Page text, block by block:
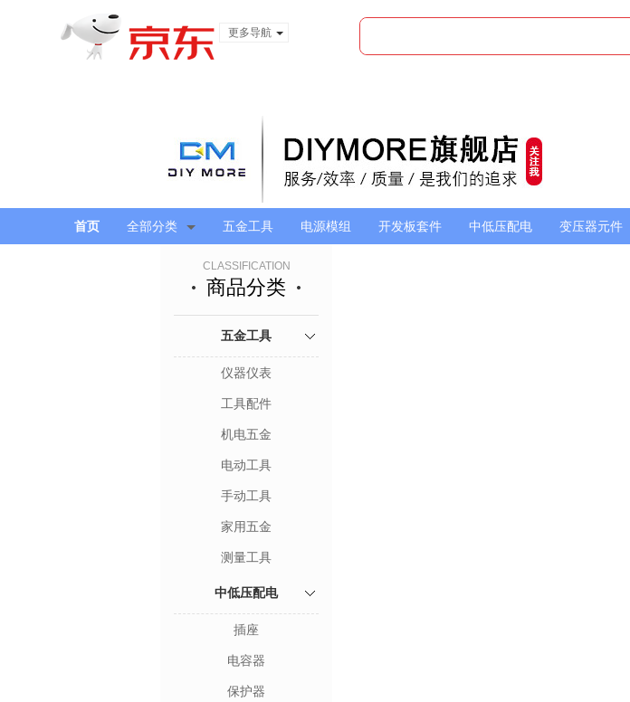
更多导航
首页 全部分类 五金工具 电源模组 开发板套件 中低压配电 变压器元件
CLASSIFICATION
商品分类
五金工具
仪器仪表
工具配件
机电五金
电动工具
手动工具
家用五金
测量工具
中低压配电
插座
电容器
保护器